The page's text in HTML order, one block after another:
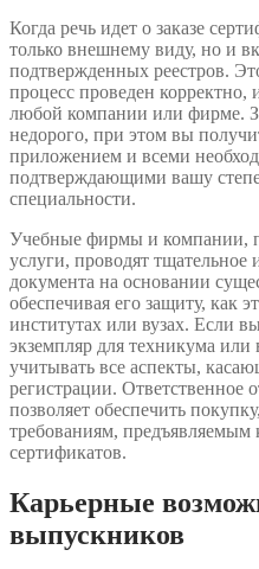
Когда речь идет о заказе
только внешнему виду, но и
подтвержденных реестров.
процесс проведен
любой компании или фирме.
недорого, при этом вы
приложением и всеми
подтверждающими вашу
специальности.
Учебные фирмы и компании,
услуги, проводят тщательное
документа на основании
обеспечивая его защиту, как
институтах или вузах. Если
экземпляр для техникума
учитывать все аспекты,
регистрации. Ответственное
позволяет обеспечить
требованиям, предъявляемым
сертификатов.
Карьерные
выпускников